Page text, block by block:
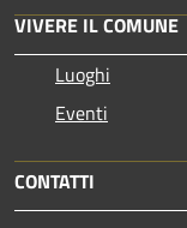
VIVERE IL COMUNE
Luoghi
Eventi
CONTATTI